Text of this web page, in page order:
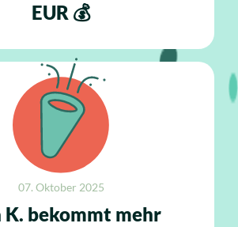
EUR 💰
07. Oktober 2025
K. bekommt mehr